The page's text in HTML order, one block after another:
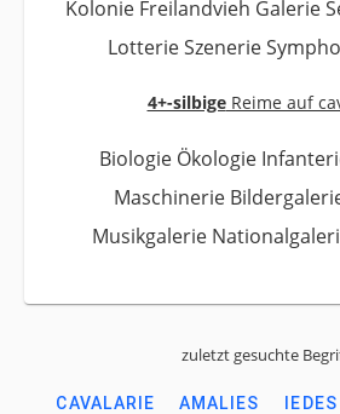
Kolonie Freilandvieh Galerie
Lotterie Szenerie
4+-silbigeReime auf
Biologie Ökologie
Maschinerie
Musikgalerie
zuletzt gesuchte
CAVALARIE AMALIES IEDES